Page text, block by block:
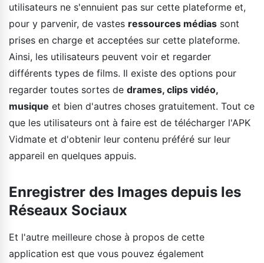
utilisateurs ne s'ennuient pas sur cette plateforme et,
pour y parvenir, de vastes ressources médias sont
prises en charge et acceptées sur cette plateforme.
Ainsi, les utilisateurs peuvent voir et regarder
différents types de films. Il existe des options pour
regarder toutes sortes de drames, clips vidéo,
musique et bien d'autres choses gratuitement. Tout ce
que les utilisateurs ont à faire est de télécharger l'APK
Vidmate et d'obtenir leur contenu préféré sur leur
appareil en quelques appuis.
Enregistrer des Images depuis les
Réseaux Sociaux
Et l'autre meilleure chose à propos de cette
application est que vous pouvez également